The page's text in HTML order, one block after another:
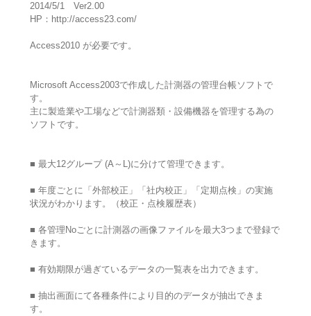
2014/5/1 Ver2.00
HP：http://access23.com/
Access2010 が必要です。
Microsoft Access2003で作成した計測器の管理台帳ソフトで
す。
主に製造業や工場などで計測器類・設備機器を管理する為の
ソフトです。
■ 最大12グループ (A～L)に分けて管理できます。
■ 年度ごとに「外部校正」「社内校正」「定期点検」の実施
状況がわかります。（校正・点検履歴表）
■ 各管理Noごとに計測器の画像ファイルを最大3つまで登録で
きます。
■ 有効期限が過ぎているデータの一覧表を出力できます。
■ 抽出画面にて各種条件により目的のデータが抽出できま
す。